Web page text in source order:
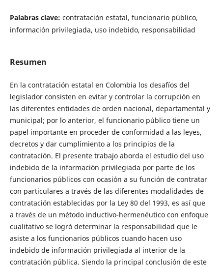
Palabras clave: contratación estatal, funcionario público,
información privilegiada, uso indebido, responsabilidad
Resumen
En la contratación estatal en Colombia los desafíos del
legislador consisten en evitar y controlar la corrupción en
las diferentes entidades de orden nacional, departamental y
municipal; por lo anterior, el funcionario público tiene un
papel importante en proceder de conformidad a las leyes,
decretos y dar cumplimiento a los principios de la
contratación. El presente trabajo aborda el estudio del uso
indebido de la información privilegiada por parte de los
funcionarios públicos con ocasión a su función de contratar
con particulares a través de las diferentes modalidades de
contratación establecidas por la Ley 80 del 1993, es así que
a través de un método inductivo-hermenéutico con enfoque
cualitativo se logró determinar la responsabilidad que le
asiste a los funcionarios públicos cuando hacen uso
indebido de información privilegiada al interior de la
contratación pública. Siendo la principal conclusión de este